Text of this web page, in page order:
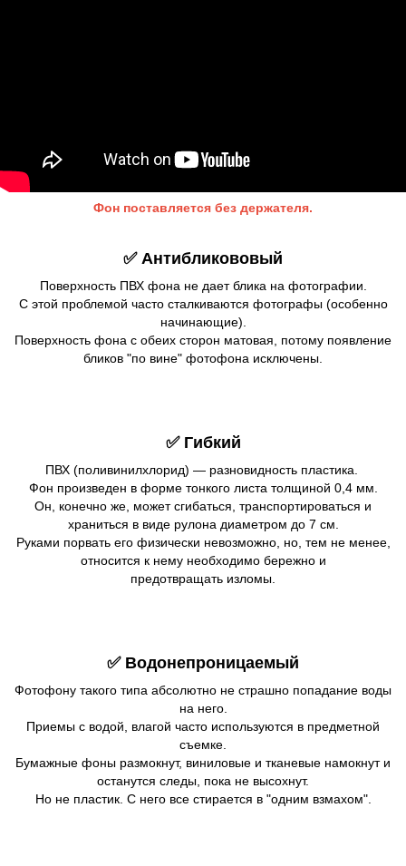
Фон поставляется без держателя.
✅ Антибликововый
Поверхность ПВХ фона не дает блика на фотографии.
С этой проблемой часто сталкиваются фотографы (особенно
начинающие).
Поверхность фона с обеих сторон матовая, потому появление
бликов "по вине" фотофона исключены.
✅ Гибкий
ПВХ (поливинилхлорид) — разновидность пластика.
Фон произведен в форме тонкого листа толщиной 0,4 мм.
Он, конечно же, может сгибаться, транспортироваться и
храниться в виде рулона диаметром до 7 см.
Руками порвать его физически невозможно, но, тем не менее,
относится к нему необходимо бережно и
предотвращать изломы.
✅ Водонепроницаемый
Фотофону такого типа абсолютно не страшно попадание воды
на него.
Приемы с водой, влагой часто используются в предметной
съемке.
Бумажные фоны размокнут, виниловые и тканевые намокнут и
останутся следы, пока не высохнут.
Но не пластик. С него все стирается в "одним взмахом".